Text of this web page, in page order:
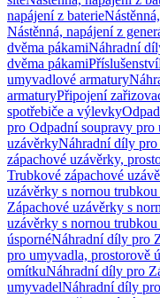
napájení z baterie
Nástěnná, napájení z
dvěma pákamiNáhradní
dvěma pákamiPříslušenství
umyvadlové armatury
armaturyPřipojení
spotřebiče a výlevky
pro Odpadní soupravy pro
uzávěrkyNáhradní díly pro
zápachové uzávěrky,
Trubkové zápachové
uzávěrky s nornou
Zápachové uzávěrky s
uzávěrky s nornou
úspornéNáhradní díly pro
pro umyvadla, prostorově
omítkuNáhradní díly pro
umyvadelNáhradní díly